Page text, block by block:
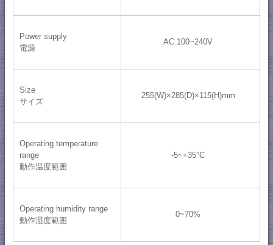
Power supply
電源
AC 100~240V
Size
サイズ
255(W)×285(D)×115(H)mm
Operating temperature
range
動作温度範囲
-5~+35°C
Operating humidity range
動作湿度範囲
0~70%